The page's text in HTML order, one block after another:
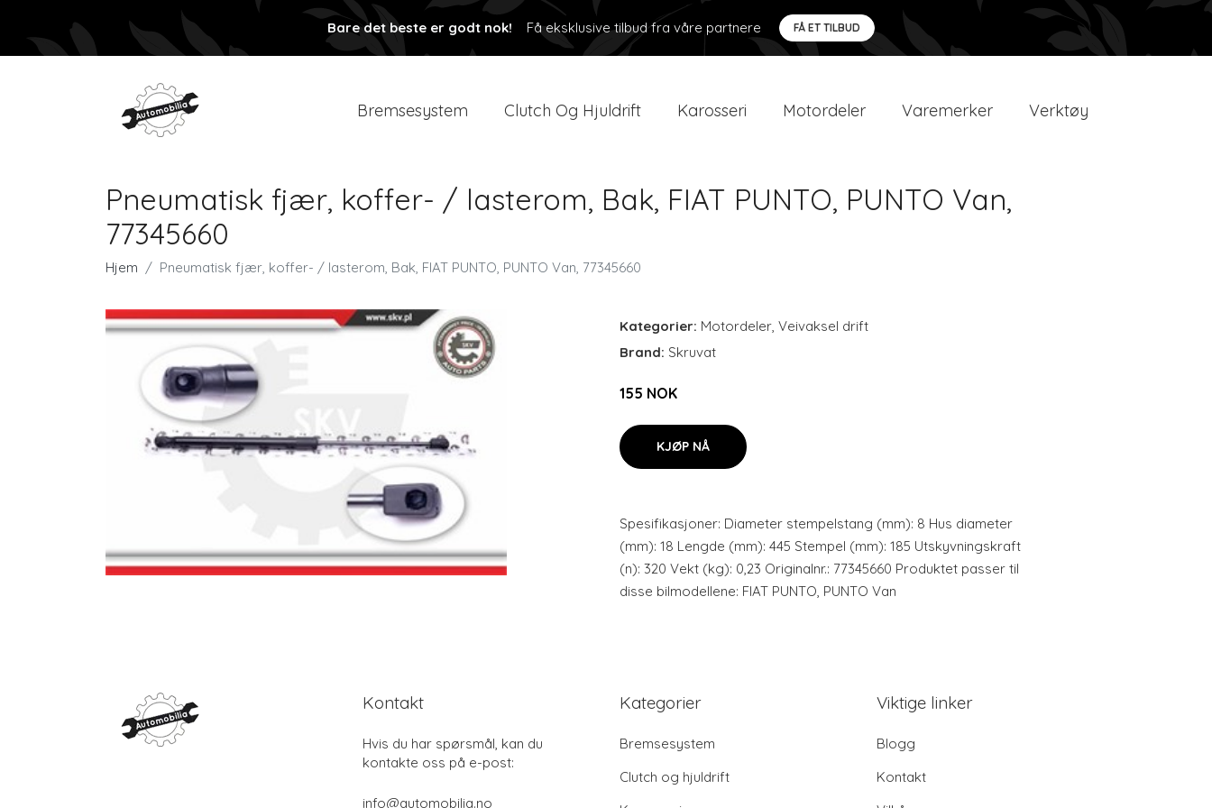
Bare det beste er godt nok! Få eksklusive tilbud fra våre partnere FÅ ET TILBUD
Bremsesystem Clutch Og Hjuldrift Karosseri Motordeler Varemerker Verktøy
Pneumatisk fjær, koffer- / lasterom, Bak, FIAT PUNTO, PUNTO Van,
77345660
Hjem Pneumatisk fjær, koffer- / lasterom, Bak, FIAT PUNTO, PUNTO Van, 77345660
Kategorier: Motordeler, Veivaksel drift
Brand: Skruvat
155 NOK
KJØP NÅ
Spesifikasjoner: Diameter stempelstang (mm): 8 Hus diameter
(mm): 18 Lengde (mm): 445 Stempel (mm): 185 Utskyvningskraft
(n): 320 Vekt (kg): 0,23 Originalnr.: 77345660 Produktet passer til
disse bilmodellene: FIAT PUNTO, PUNTO Van
Kontakt
Hvis du har spørsmål, kan du
kontakte oss på e-post:
info@automobilia.no
Kategorier
Bremsesystem
Clutch og hjuldrift
Viktige linker
Blogg
Kontakt